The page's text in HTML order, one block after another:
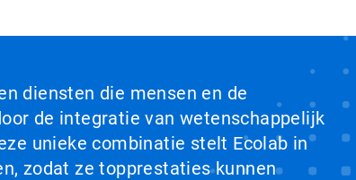
diensten die mensen en de
de integratie van wetenschappelijk
unieke combinatie stelt Ecolab in
zodat ze topprestaties kunnen